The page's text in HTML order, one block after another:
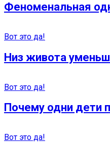
Феноменальная
Вот это да!
Низ живота
Вот это да!
Почему одни дети
Вот это да!